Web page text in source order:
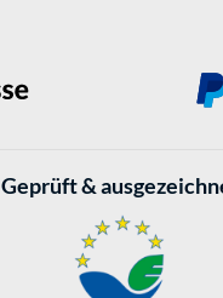
Geprüft &